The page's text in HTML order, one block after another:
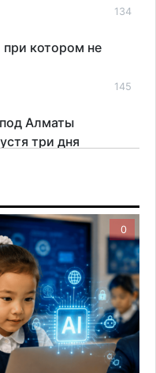
134
при котором не
145
Алматы
три дня
тигра возле села
188
Азии в
247
экологичного
проект
0